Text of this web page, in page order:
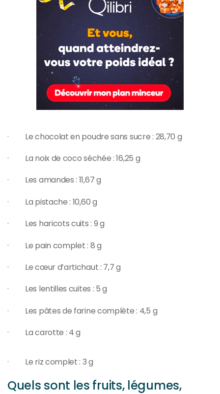
· Le chocolat en poudre sans sucre : 28,70 g
· La noix de coco séchée : 16,25 g
· Les amandes : 11,67 g
· La pistache : 10,60 g
· Les haricots cuits : 9 g
· Le pain complet : 8 g
· Le cœur d’artichaut : 7,7 g
· Les lentilles cuites : 5 g
· Les pâtes de farine complète : 4,5 g
· La carotte : 4 g
· Le riz complet : 3 g
Quels sont les fruits, légumes,